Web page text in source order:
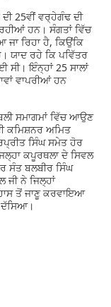
25ਵੀਂ ਵਰ੍ਹੇਗੰਢ ਦੀ
ਹਨ। ਸੰਗਤਾਂ ਵਿੱਚ
ਰਿਹਾ ਹੈ, ਕਿਉਂਕਿ
ਯਾਦ ਰਹੇ ਕਿ ਪਵਿੱਤਰ
ਸੀ। ਇੰਨ੍ਹਾਂ 25 ਸਾਲਾਂ
ਵਾਪਰੀਆਂ ਹਨ
ਸਮਾਗਮਾਂ ਵਿੱਚ ਆਉਣ
ਕਮਿਸ਼ਨਰ ਅਮਿਤ
ਸਿੰਘ ਸਮੇਤ ਹੋਰ
ਕਪੂਰਥਲਾ ਦੇ ਸਿਵਲ
ਸੰਤ ਬਲਬੀਰ ਸਿੰਘ
ਜੀ ਨੇ ਜਿਲ੍ਹਾਂ
ਤੋਂ ਜਾਣੂ ਕਰਵਾਇਆ